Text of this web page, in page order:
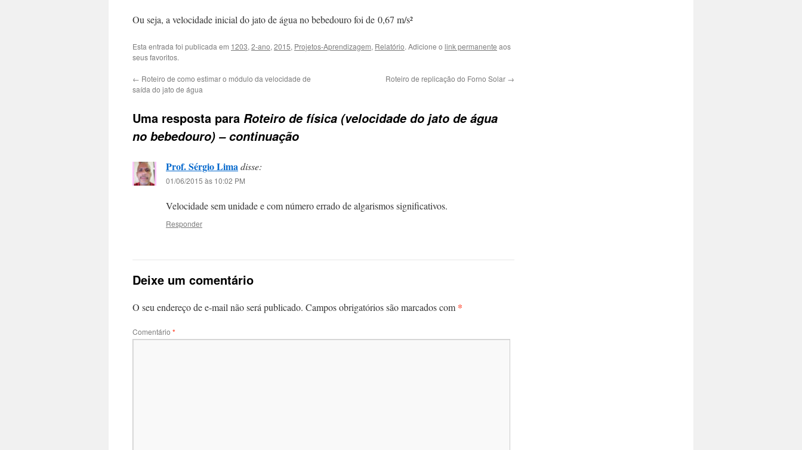
Ou seja, a velocidade inicial do jato de água no bebedouro foi de 0,67 m/s²
Esta entrada foi publicada em 1203, 2-ano, 2015, Projetos-Aprendizagem, Relatório. Adicione o link permanente aos
seus favoritos.
← Roteiro de como estimar o módulo da velocidade de
saída do jato de água
Roteiro de replicação do Forno Solar →
Uma resposta para Roteiro de física (velocidade do jato de água
no bebedouro) – continuação
Prof. Sérgio Limadisse:
01/06/2015 às 10:02 PM
Velocidade sem unidade e com número errado de algarismos significativos.
Responder
Deixe um comentário
O seu endereço de e-mail não será publicado. Campos obrigatórios são marcados com *
Comentário *